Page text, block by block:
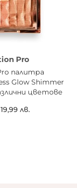
Pro
палитра
Glow Shimmer
цветове
19,99 лв.